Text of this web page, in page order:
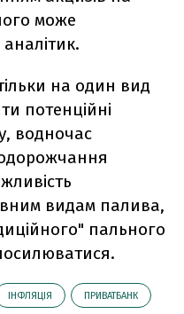
може
на один вид
потенційні
водночас
видам палива,
пального
ІНФЛЯЦІЯ ПРИВАТБАНК